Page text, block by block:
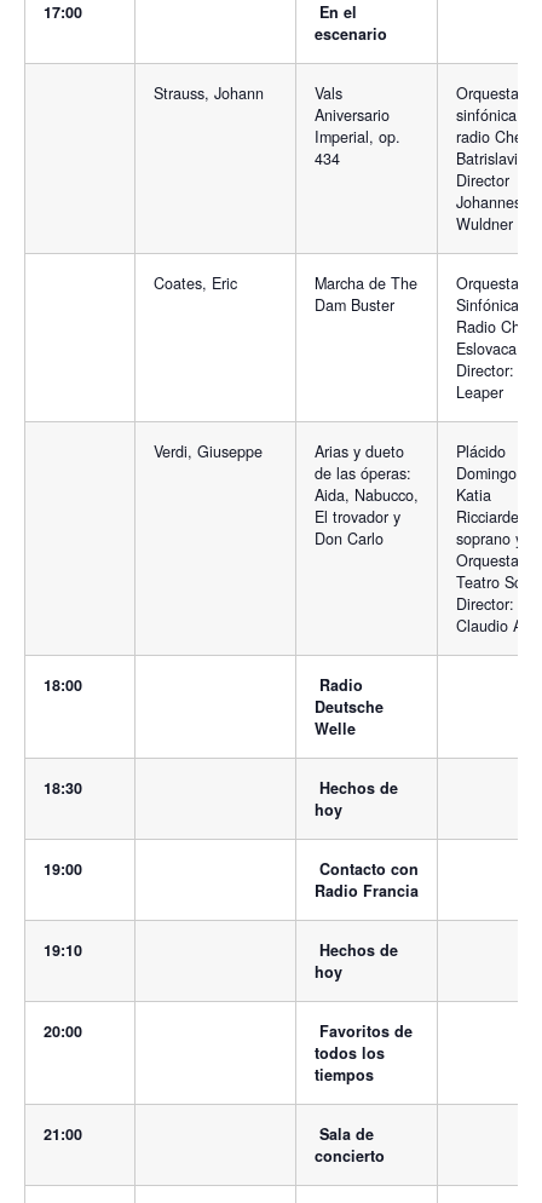
17:00
En el
escenario
Strauss, Johann
Vals
Aniversario
Imperial, op.
434
Orquesta
sinfónica
radio Checa,
Batrislavia.
Director
Johannes
Wuldner
Coates, Eric
Marcha de The
Dam Buster
Orquesta
Sinfónica
Radio
Eslovaca.
Director:
Leaper
Verdi, Giuseppe
Arias y dueto
de las óperas:
Aida, Nabucco,
El trovador y
Don Carlo
Plácido
Domingo,
Katia
Ricciardelli,
soprano y
Orquesta
Teatro
Director:
Claudio
18:00
Radio
Deutsche
Welle
18:30
Hechos de
hoy
19:00
Contacto con
Radio Francia
19:10
Hechos de
hoy
20:00
Favoritos de
todos los
tiempos
21:00
Sala de
concierto